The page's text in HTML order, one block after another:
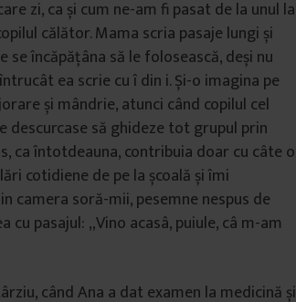
zi, ca și cum ne-am fi pasat de la unul la
călător. Mama scria pasaje lungi și
încăpățâna să le folosească, deși nu
ea scrie cu î din i. Și-o imagina pe
și mândrie, atunci când copilul cel
descurcase să ghideze tot grupul prin
ca întotdeauna, contribuia doar cu câte o
cotidiene de pe la școală și îmi
camera soră-mii, pesemne nespus de
pasajul: „Vino acasâ, puiule, câ m-am
când Ana a dat examen la medicină și